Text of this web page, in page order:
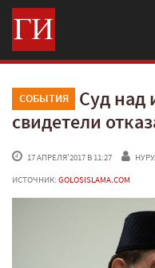
СОБЫТИЯ
Суд над
свидетели
17 АПРЕЛЯ'2017 В 11:27
ИСТОЧНИК: GOLOSISLAMA.COM